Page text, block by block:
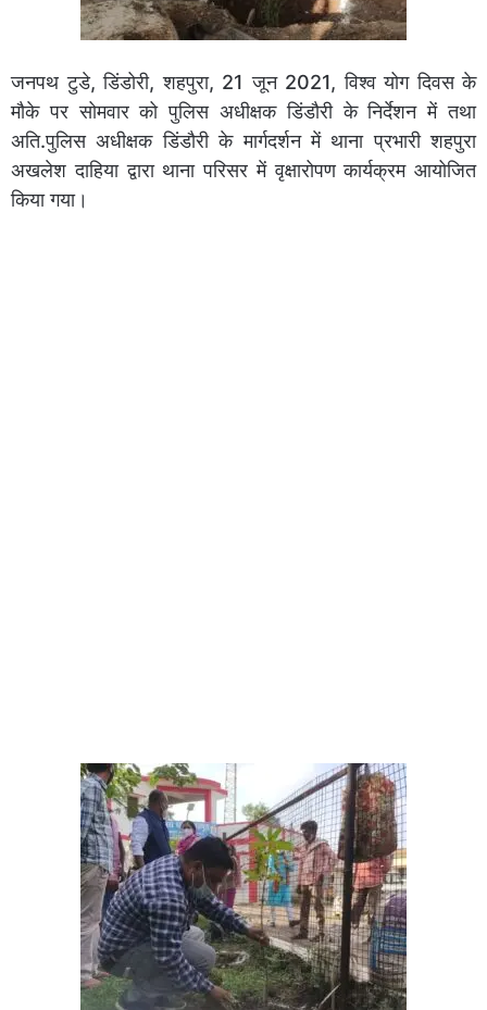
जनपथ टुडे, डिंडोरी, शहपुरा, 21 जून 2021, विश्व योग दिवस के
मौके पर सोमवार को पुलिस अधीक्षक डिंडौरी के निर्देशन में तथा
अति.पुलिस अधीक्षक डिंडौरी के मार्गदर्शन में थाना प्रभारी शहपुरा
अखलेश दाहिया द्वारा थाना परिसर में वृक्षारोपण कार्यक्रम आयोजित
किया गया।